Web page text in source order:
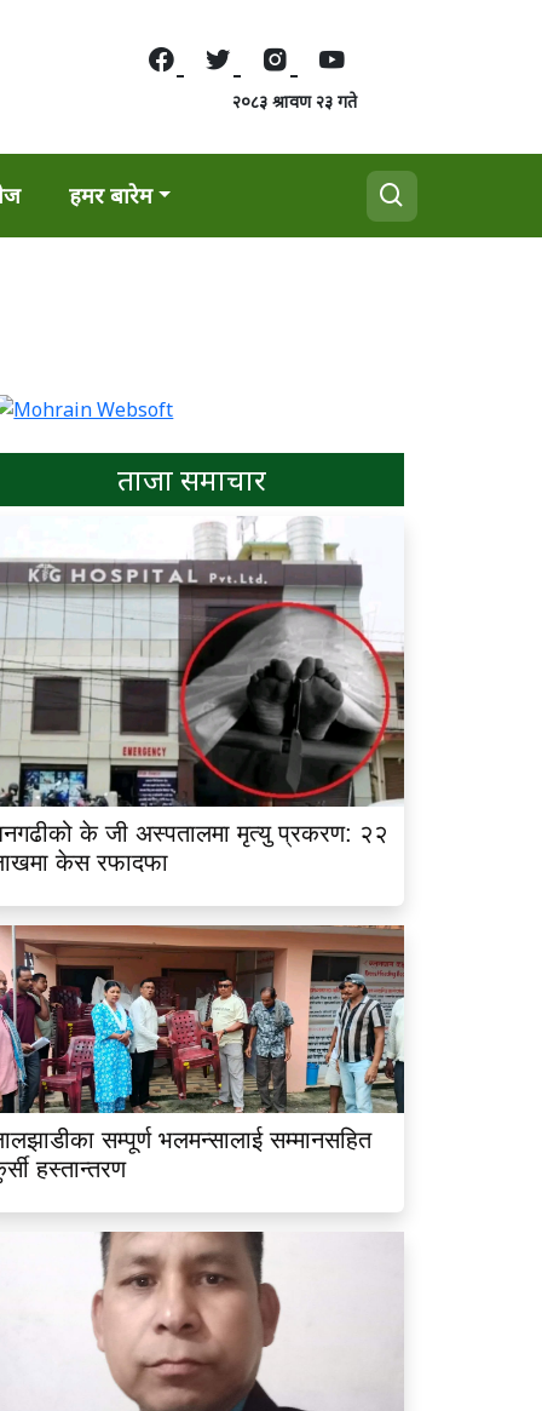
२०८३ श्रावण २३ गते
हमर बारेम
ताजा समाचार
के जी अस्पतालमा मृत्यु प्रकरण: २२
केस रफादफा
सम्पूर्ण भलमन्सालाई सम्मानसहित
हस्तान्तरण